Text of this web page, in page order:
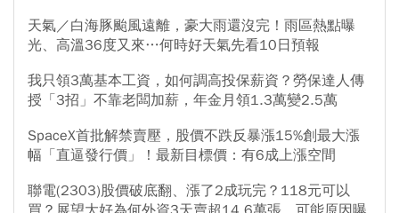
天氣／白海豚颱風遠離，豪大雨還沒完！雨區熱點曝
光、高溫36度又來…何時好天氣先看10日預報
我只領3萬基本工資，如何調高投保薪資？勞保達人傳
授「3招」不靠老闆加薪，年金月領1.3萬變2.5萬
SpaceX首批解禁賣壓，股價不跌反暴漲15%創最大漲
幅「直逼發行價」！最新目標價：有6成上漲空間
聯電(2303)股價破底翻、漲了2成玩完？118元可以